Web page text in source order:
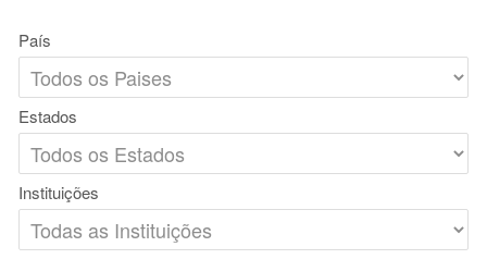
País
Estados
Instituições